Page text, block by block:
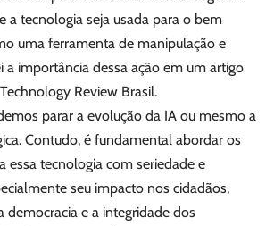
a tecnologia seja usada para o bem
uma ferramenta de manipulação e
a importância dessa ação em um artigo
Review Brasil.
parar a evolução da IA ou mesmo a
Contudo, é fundamental abordar os
essa tecnologia com seriedade e
seu impacto nos cidadãos,
democracia e a integridade dos